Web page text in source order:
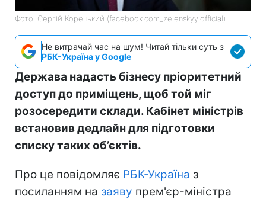
Фото: Сергій Корецький (facebook.com_zelenskyy.official)
Не витрачай час на шум! Читай тільки суть з
РБК-Україна у Google
Держава надасть бізнесу пріоритетний
доступ до приміщень, щоб той міг
розосередити склади. Кабінет міністрів
встановив дедлайн для підготовки
списку таких об’єктів.
Про це повідомляє РБК-Україна з
посиланням на заяву прем'єр-міністра